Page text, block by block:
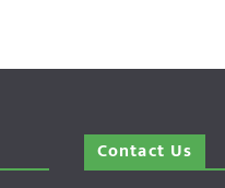
Contact Us